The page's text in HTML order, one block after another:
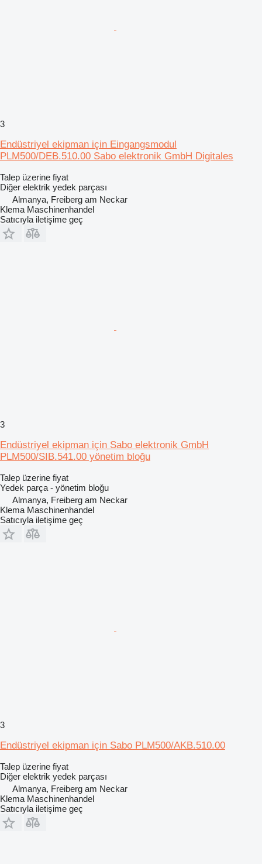
3
Endüstriyel ekipman için Eingangsmodul
PLM500/DEB.510.00 Sabo elektronik GmbH Digitales
Talep üzerine fiyat
Diğer elektrik yedek parçası
Almanya, Freiberg am Neckar
Klema Maschinenhandel
Satıcıyla iletişime geç
3
Endüstriyel ekipman için Sabo elektronik GmbH
PLM500/SIB.541.00 yönetim bloğu
Talep üzerine fiyat
Yedek parça - yönetim bloğu
Almanya, Freiberg am Neckar
Klema Maschinenhandel
Satıcıyla iletişime geç
3
Endüstriyel ekipman için Sabo PLM500/AKB.510.00
Talep üzerine fiyat
Diğer elektrik yedek parçası
Almanya, Freiberg am Neckar
Klema Maschinenhandel
Satıcıyla iletişime geç